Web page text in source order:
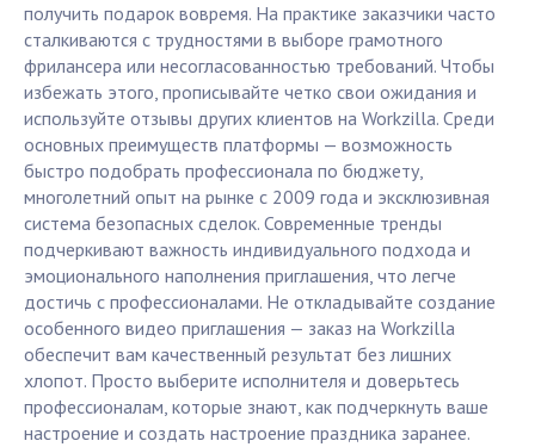
получить подарок вовремя. На практике заказчики часто
сталкиваются с трудностями в выборе грамотного
фрилансера или несогласованностью требований. Чтобы
избежать этого, прописывайте четко свои ожидания и
используйте отзывы других клиентов на Workzilla. Среди
основных преимуществ платформы — возможность
быстро подобрать профессионала по бюджету,
многолетний опыт на рынке с 2009 года и эксклюзивная
система безопасных сделок. Современные тренды
подчеркивают важность индивидуального подхода и
эмоционального наполнения приглашения, что легче
достичь с профессионалами. Не откладывайте создание
особенного видео приглашения — заказ на Workzilla
обеспечит вам качественный результат без лишних
хлопот. Просто выберите исполнителя и доверьтесь
профессионалам, которые знают, как подчеркнуть ваше
настроение и создать настроение праздника заранее.